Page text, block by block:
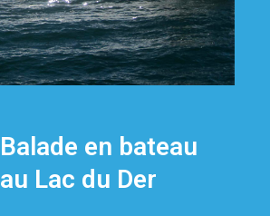
Balade en bateau
au Lac du Der